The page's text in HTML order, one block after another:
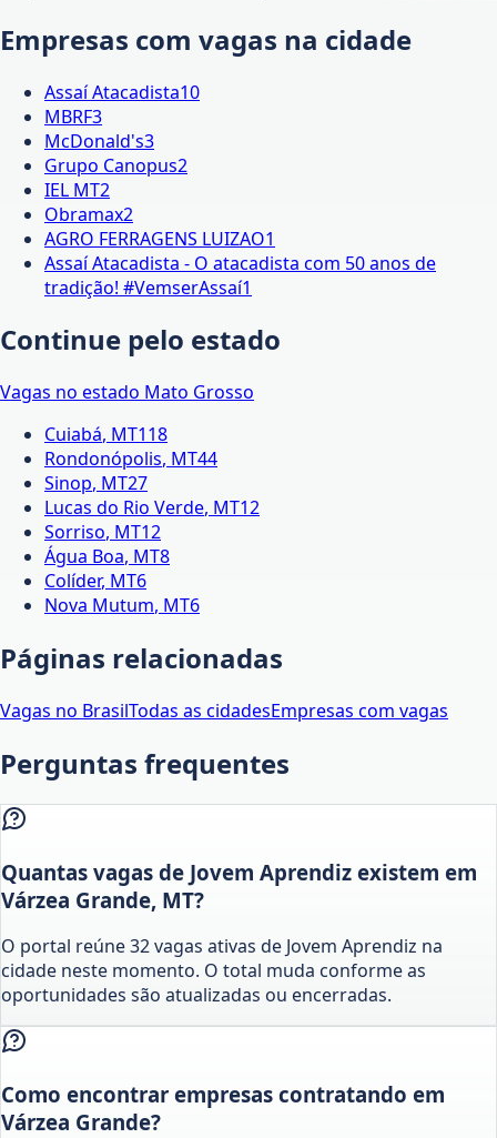
Empresas com vagas na cidade
Assaí Atacadista10
MBRF3
McDonald's3
Grupo Canopus2
IEL MT2
Obramax2
AGRO FERRAGENS LUIZAO1
Assaí Atacadista - O atacadista com 50 anos de
tradição! #VemserAssaí1
Continue pelo estado
Vagas no estado Mato Grosso
Cuiabá, MT118
Rondonópolis, MT44
Sinop, MT27
Lucas do Rio Verde, MT12
Sorriso, MT12
Água Boa, MT8
Colíder, MT6
Nova Mutum, MT6
Páginas relacionadas
Vagas no BrasilTodas as cidadesEmpresas com vagas
Perguntas frequentes
Quantas vagas de Jovem Aprendiz existem em
Várzea Grande, MT?
O portal reúne 32 vagas ativas de Jovem Aprendiz na
cidade neste momento. O total muda conforme as
oportunidades são atualizadas ou encerradas.
Como encontrar empresas contratando em
Várzea Grande?